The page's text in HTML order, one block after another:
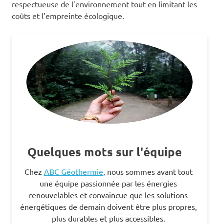
respectueuse de l’environnement tout en limitant les
coûts et l’empreinte écologique.
Quelques mots sur l'équipe
Chez ABC Géothermie, nous sommes avant tout
une équipe passionnée par les énergies
renouvelables et convaincue que les solutions
énergétiques de demain doivent être plus propres,
plus durables et plus accessibles.